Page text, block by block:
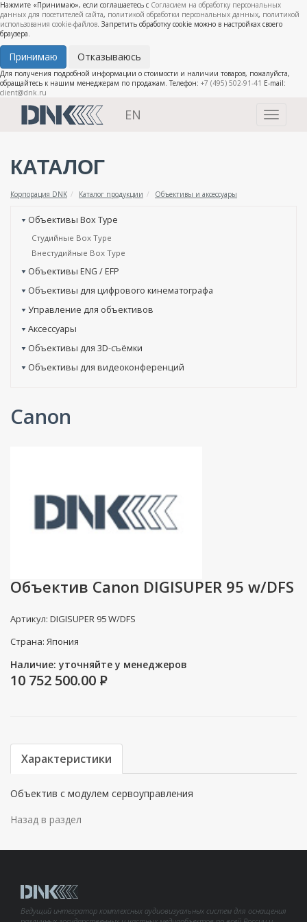
Нажмите «Принимаю», если соглашаетесь с Согласием на обработку персональных
данных для посетителей сайта, политикой обработки персональных данных, политикой
использования cookie-файлов. Запретить обработку cookie можно в настройках своего
браузера.
Принимаю Отказываюсь
Для получения подробной информации о стоимости и наличии товаров, пожалуйста,
обращайтесь к нашим менеджерам по продажам. Телефон: +7 (495) 502-91-41 E-mail:
client@dnk.ru
Toggle
EN
КАТАЛОГ
Корпорация DNK Каталог продукции Объективы и аксессуары
Объективы Box Type
Студийные Box Type
Внестудийные Box Type
Объективы ENG / EFP
Объективы для цифрового кинематографа
Управление для объективов
Аксессуары
Объективы для 3D-съёмки
Объективы для видеоконференций
Canon
Объектив Canon DIGISUPER 95 w/DFS
Артикул: DIGISUPER 95 W/DFS
Страна: Япония
Наличие: уточняйте у менеджеров
10 752 500.00 P
Характеристики
Объектив с модулем сервоуправления
Назад в раздел
Ведущий интегратор комплексных аудиовизуальных систем для оснащения